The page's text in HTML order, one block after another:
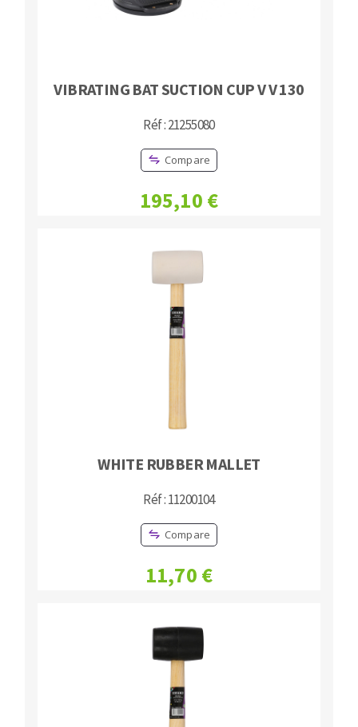
VIBRATING BAT SUCTION CUP V V 130
Réf : 21255080
Compare
195,10 €
WHITE RUBBER MALLET
Réf : 11200104
Compare
11,70 €